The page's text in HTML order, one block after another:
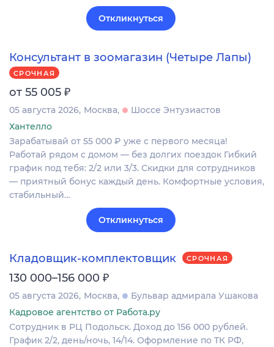
Откликнуться
Консультант в зоомагазин (Четыре Лапы)
СРОЧНАЯ
от 55 005 ₽
05 августа 2026 Москва
Шоссе Энтузиастов
Хантелло
Зарабатывай от 55 000 ₽ уже с первого месяца!
Работай рядом с домом — без долгих поездок Гибкий
график под тебя: 2/2 или 3/3. Скидки для сотрудников
— приятный бонус каждый день. Комфортные условия,
стабильный…
Откликнуться
Кладовщик-комплектовщик СРОЧНАЯ
130 000–156 000 ₽
05 августа 2026 Москва
Бульвар адмирала Ушакова
Кадровое агентство от Работа.ру
Сотрудник в РЦ Подольск. Доход до 156 000 рублей.
График 2/2, день/ночь, 14/14. Оформление по ТК РФ,